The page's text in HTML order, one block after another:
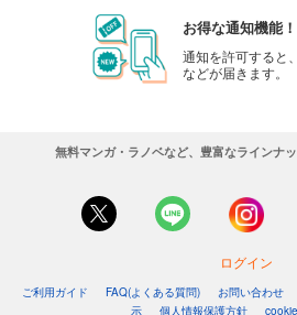
お得な通知機能！
通知を許可すると
などが届きます。
無料マンガ・ラノベなど、豊富なラインナ
ログイン
ご利用ガイド FAQ(よくある質問) お問い合わせ
示
個人情報保護方針